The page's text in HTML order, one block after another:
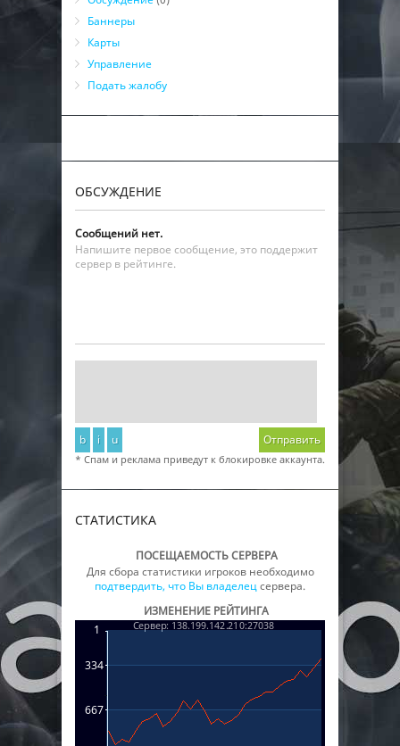
Баннеры
Карты
Управление
Подать жалобу
ОБСУЖДЕНИЕ
Сообщений нет.
Напишите первое сообщение, это поддержит
сервер в рейтинге.
b i u Отправить
* Спам и реклама приведут к блокировке аккаунта.
СТАТИСТИКА
ПОСЕЩАЕМОСТЬ СЕРВЕРА
Для сбора статистики игроков необходимо
подтвердить, что Вы владелецсервера.
ИЗМЕНЕНИЕ РЕЙТИНГА